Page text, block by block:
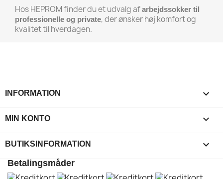
Hos HEPROM finder du et udvalg afarbejdssokker til
professionelle og private, der ønsker høj komfort og
kvalitet til hverdagen.
INFORMATION 
MIN KONTO 
BUTIKSINFORMATION keyboard_arrow_down
Betalingsmåder